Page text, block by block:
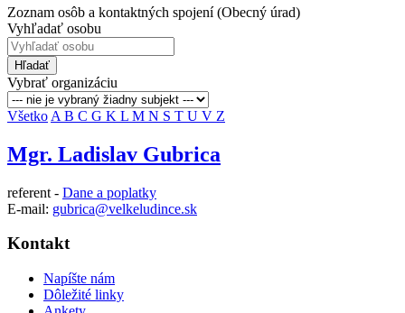
Zoznam osôb a kontaktných spojení (Obecný úrad)
Vyhľadať osobu
Hľadať
Vybrať organizáciu
Všetko A B C G K L M N S T U V Z
Mgr. Ladislav Gubrica
referent - Dane a poplatky
E-mail: gubrica@velkeludince.sk
Kontakt
Napíšte nám
Dôležité linky